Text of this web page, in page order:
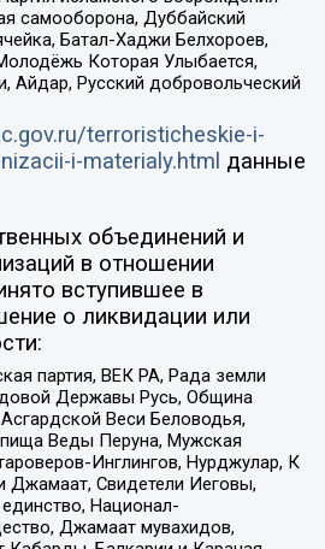
самооборона, Дуббайский
Батал-Хаджи Белхороев,
Которая Улыбается,
Айдар, Русский добровольческий
terroristicheskie-i-
i-materialy.html данные
объединений и
в отношении
вступившее в
о ликвидации или
партия, ВЕК РА, Рада земли
Державы Русь, Община
Веси Беловодья,
Веды Перуна, Мужская
Инглингов, Нурджулар, К
Джамаат, Свидетели Иеговы,
Национал-
Джамаат мувахидов,